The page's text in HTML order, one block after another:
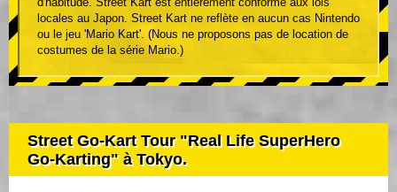
d'habitude. Street Kart est entièrement conforme aux lois
locales au Japon. Street Kart ne reflète en aucun cas Nintendo
ou le jeu 'Mario Kart'. (Nous ne proposons pas de location de
costumes de la série Mario.)
Street Go-Kart Tour "Real Life SuperHero
Go-Karting" à Tokyo.